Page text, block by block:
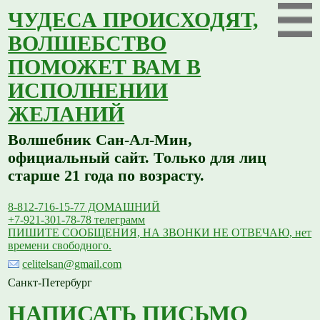
ЧУДЕСА ПРОИСХОДЯТ,
ВОЛШЕБСТВО
ПОМОЖЕТ ВАМ В
ИСПОЛНЕНИИ
ЖЕЛАНИЙ
Волшебник Сан-Ал-Мин,
официальный сайт. Только для лиц
старше 21 года по возрасту.
8-812-716-15-77 ДОМАШНИЙ
+7-921-301-78-78 телеграмм
ПИШИТЕ СООБЩЕНИЯ, НА ЗВОНКИ НЕ ОТВЕЧАЮ, нет
времени свободного.
celitelsan@gmail.com
Санкт-Петербург
НАПИСАТЬ ПИСЬМО